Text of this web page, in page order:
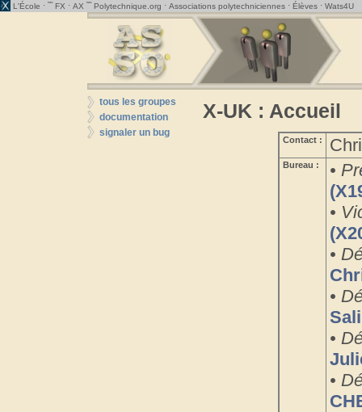
L'École · ˜˜ FX · AX ˜˜ Polytechnique.org · Associations polytechniciennes · Élèves · Wats4U
tous les groupes
documentation
signaler un bug
X-UK : Accueil
Contact :
Bureau :
•
•
•
•
•
•